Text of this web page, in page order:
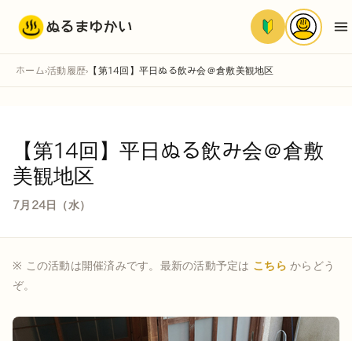
ぬるまゆかい
ホーム ›活動履歴› 【第14回】平日ぬる飲み会＠倉敷美観地区
【第14回】平日ぬる飲み会＠倉敷
美観地区
7月24日（水）
※ この活動は開催済みです。最新の活動予定は こちら からどう
ぞ。